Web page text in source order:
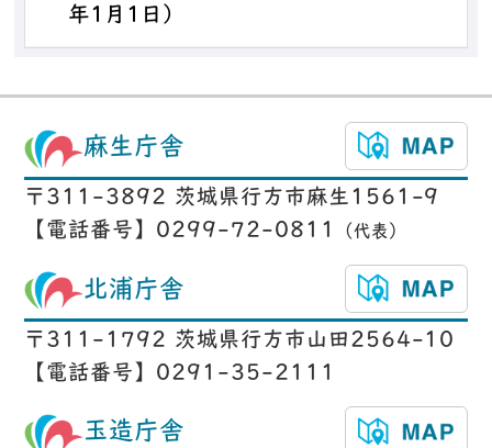
年1月1日）
麻生庁舎
〒311-3892 茨城県行方市麻生1561-9
【電話番号】0299-72-0811
（代表）
北浦庁舎
〒311-1792 茨城県行方市山田2564-10
【電話番号】0291-35-2111
玉造庁舎